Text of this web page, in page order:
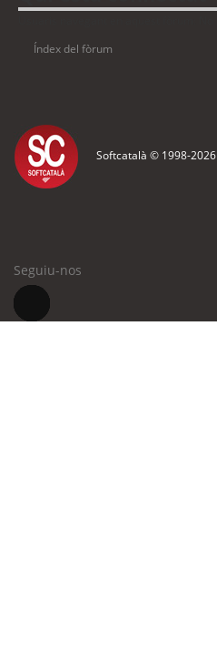
Índex del fòrum
Softcatalà © 1998-2026
Seguiu-nos